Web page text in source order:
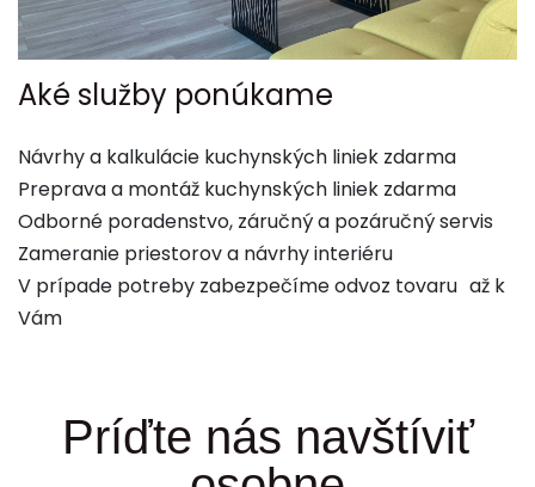
Aké služby ponúkame
Návrhy a kalkulácie kuchynských liniek zdarma
Preprava a montáž kuchynských liniek zdarma
Odborné poradenstvo, záručný a pozáručný servis
Zameranie priestorov a návrhy interiéru
V prípade potreby zabezpečíme odvoz tovaru až k
Vám
Príďte nás navštíviť